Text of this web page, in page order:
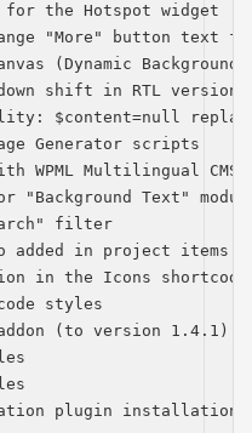
for the Hotspot widget
"More" button text
(Dynamic
shift in RTL version
$content=null
Generator scripts
WPML Multilingual
Text"
filter
added in project items
in the Icons shortcode
styles
addon (to version 1.4.1)
plugin installation